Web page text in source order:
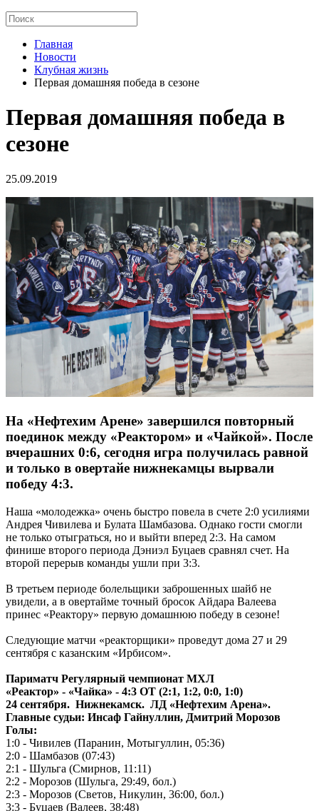
Главная
Новости
Клубная жизнь
Первая домашняя победа в сезоне
Первая домашняя победа в
сезоне
25.09.2019
На «Нефтехим Арене» завершился повторный
поединок между «Реактором» и «Чайкой». После
вчерашних 0:6, сегодня игра получилась равной
и только в овертайе нижнекамцы вырвали
победу 4:3.
Наша «молодежка» очень быстро повела в счете 2:0 усилиями
Андрея Чивилева и Булата Шамбазова. Однако гости смогли
не только отыграться, но и выйти вперед 2:3. На самом
финише второго периода Дэниэл Буцаев сравнял счет. На
второй перерыв команды ушли при 3:3.
В третьем периоде болельщики заброшенных шайб не
увидели, а в овертайме точный бросок Айдара Валеева
принес «Реактору» первую домашнюю победу в сезоне!
Следующие матчи «реакторщики» проведут дома 27 и 29
сентября с казанским «Ирбисом».
Париматч Регулярный чемпионат МХЛ
«Реактор» - «Чайка» - 4:3 ОТ (2:1, 1:2, 0:0, 1:0)
24 сентября. Нижнекамск. ЛД «Нефтехим Арена».
Главные судьи: Инсаф Гайнуллин, Дмитрий Морозов
Голы:
1:0 - Чивилев (Паранин, Мотыгуллин, 05:36)
2:0 - Шамбазов (07:43)
2:1 - Шульга (Смирнов, 11:11)
2:2 - Морозов (Шульга, 29:49, бол.)
2:3 - Морозов (Светов, Никулин, 36:00, бол.)
3:3 - Буцаев (Валеев, 38:48)